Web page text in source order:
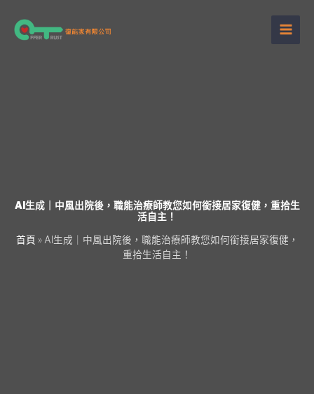
AI生成｜中風出院後，職能治療師教您如何銜接居家復健，重拾生
活自主！
首頁 » AI生成｜中風出院後，職能治療師教您如何銜接居家復健，
重拾生活自主！